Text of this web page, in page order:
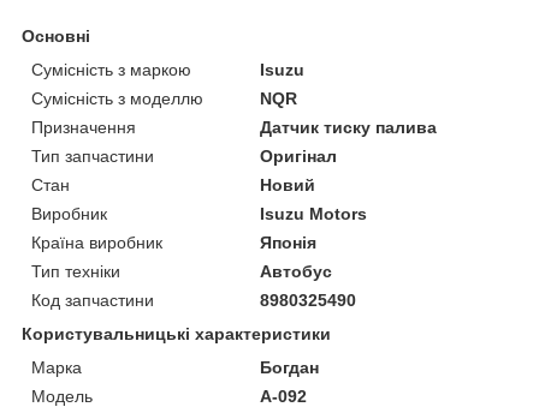
Основні
Сумісність з маркою
Isuzu
Сумісність з моделлю
NQR
Призначення
Датчик тиску палива
Тип запчастини
Оригінал
Стан
Новий
Виробник
Isuzu Motors
Країна виробник
Японія
Тип техніки
Автобус
Код запчастини
8980325490
Користувальницькі характеристики
Марка
Богдан
Модель
А-092